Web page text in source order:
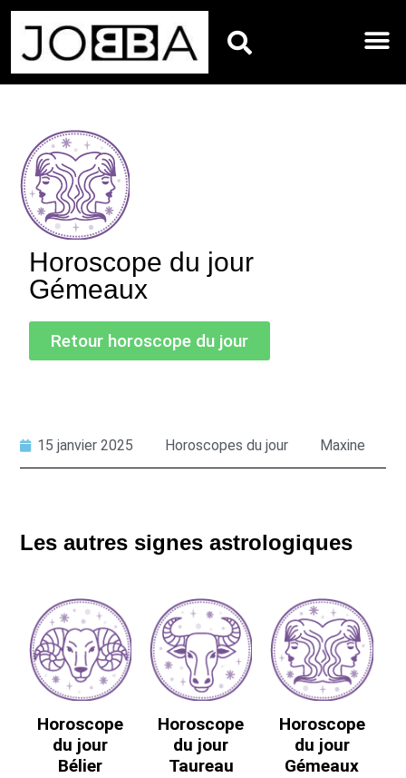
Horoscope du jour
Gémeaux
Retour horoscope du jour
15 janvier 2025 Horoscopes du jour Maxine
Les autres signes astrologiques
Horoscope
du jour
Bélier
Horoscope
du jour
Taureau
Horoscope
du jour
Gémeaux